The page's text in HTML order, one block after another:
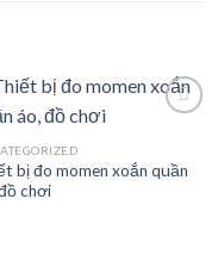
Add to
bị đo momen xoắn quần
chơi